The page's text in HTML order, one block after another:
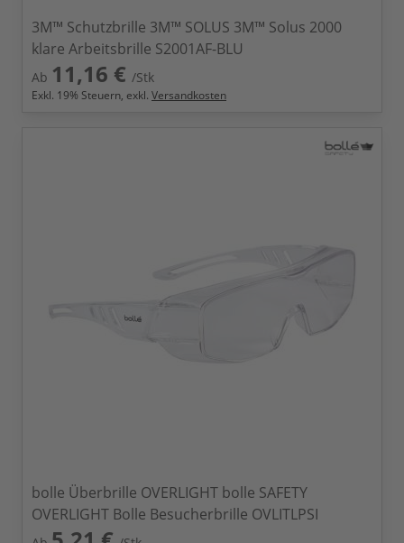
3M™ Schutzbrille 3M™ SOLUS 3M™ Solus 2000
klare Arbeitsbrille S2001AF-BLU
Ab 11,16 € /Stk
Exkl. 19% Steuern, exkl. Versandkosten
bolle Überbrille OVERLIGHT bolle SAFETY
OVERLIGHT Bolle Besucherbrille OVLITLPSI